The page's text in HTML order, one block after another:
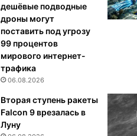
дешёвые подводные
дроны могут
поставить под угрозу
99 процентов
мирового интернет-
трафика
06.08.2026
Вторая ступень ракеты
Falcon 9 врезалась в
Луну